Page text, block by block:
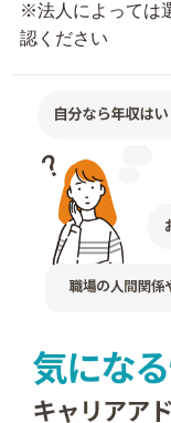
※法人によっては
認ください